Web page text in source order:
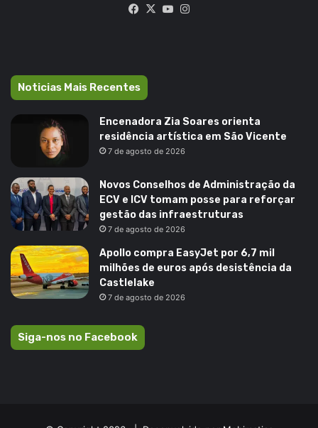
Facebook
X YouTube
Noticias Mais Recentes
Encenadora Zia Soares orienta
residência artística em São Vicente
7 de agosto de 2026
Novos Conselhos de Administração da
ECV e ICV tomam posse para reforçar
gestão das infraestruturas
7 de agosto de 2026
Apollo compra EasyJet por 6,7 mil
milhões de euros após desistência da
Castlelake
7 de agosto de 2026
Siga-nos no Facebook